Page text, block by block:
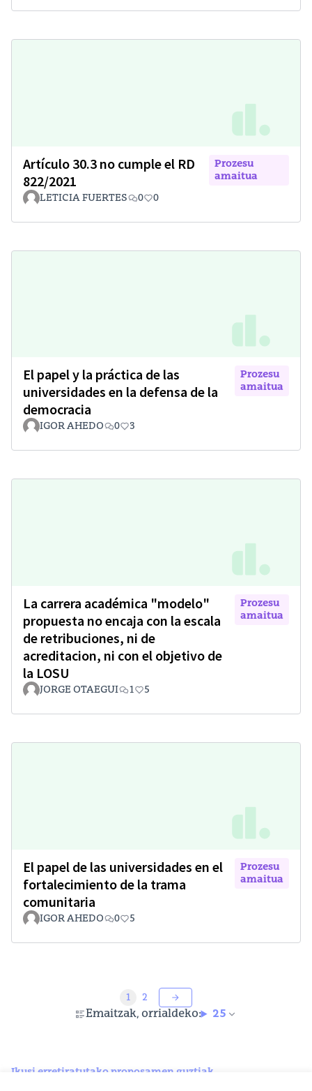
Artículo 30.3 no cumple el RD
822/2021
Prozesu
amaitua
LETICIA FUERTES 0 0
El papel y la práctica de las
universidades en la defensa de la
democracia
Prozesu
amaitua
IGOR AHEDO 0 3
La carrera académica "modelo"
propuesta no encaja con la escala
de retribuciones, ni de
acreditacion, ni con el objetivo de
la LOSU
Prozesu
amaitua
JORGE OTAEGUI 1 5
El papel de las universidades en el
fortalecimiento de la trama
comunitaria
Prozesu
amaitua
IGOR AHEDO 0 5
Emaitzak, orrialdeko: 25
1 2
Ikusi erretiratutako proposamen guztiak